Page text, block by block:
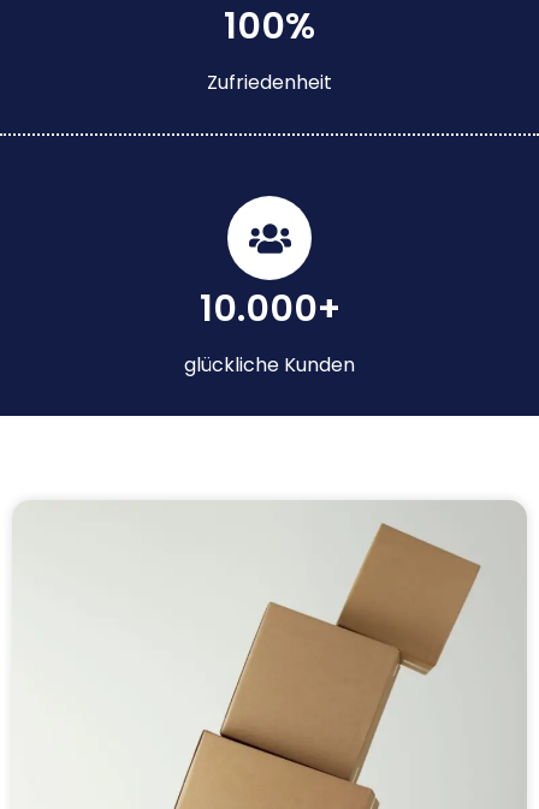
100%
Zufriedenheit
10.000+
glückliche Kunden